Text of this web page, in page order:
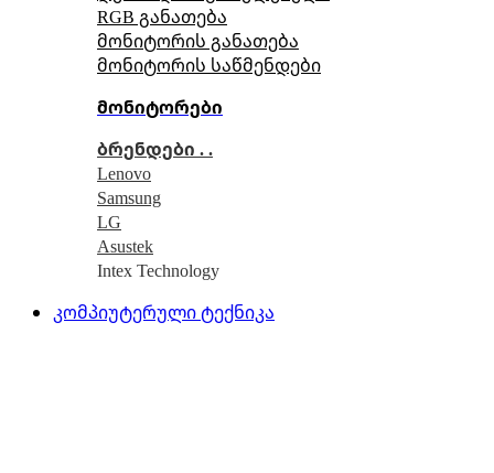
RGB განათება
მონიტორის განათება
მონიტორის საწმენდები
მონიტორები
ბრენდები . .
Lenovo
Samsung
LG
Asustek
Intex Technology
კომპიუტერული ტექნიკა